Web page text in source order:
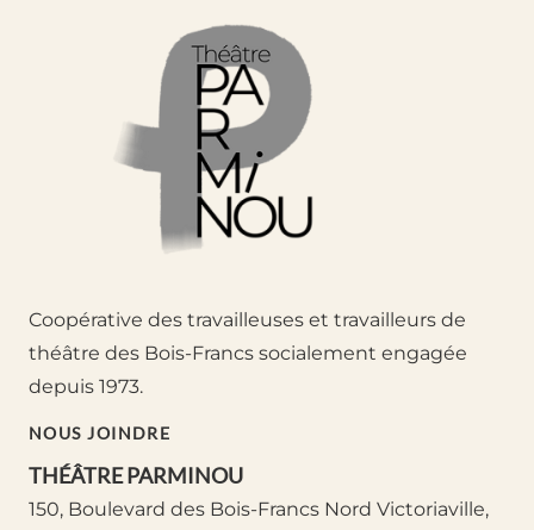
Coopérative des travailleuses et travailleurs de
théâtre des Bois-Francs socialement engagée
depuis 1973.
NOUS JOINDRE
THÉÂTRE PARMINOU
150, Boulevard des Bois-Francs Nord Victoriaville,